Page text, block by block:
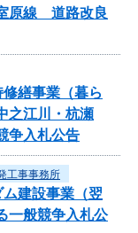
原線 道路改良
繕事業（暮ら
之江川・杭瀬
争入札公告
工事事務所
ム建設事業（翌
一般競争入札公